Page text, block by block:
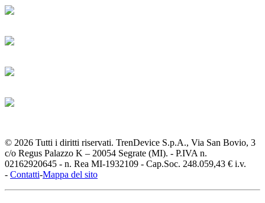
© 2026 Tutti i diritti riservati. TrenDevice S.p.A., Via San Bovio, 3
c/o Regus Palazzo K – 20054 Segrate (MI). - P.IVA n.
02162920645 - n. Rea MI-1932109 - Cap.Soc. 248.059,43 € i.v.
- Contatti-Mappa del sito